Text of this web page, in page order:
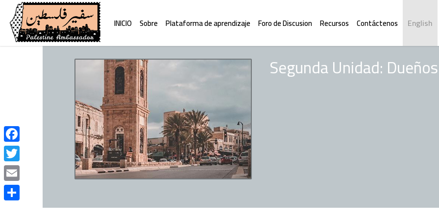
INICIO Sobre Plataforma de aprendizaje Foro de Discusion Recursos Contáctenos English
Segunda Unidad:
Facebook
Twitter
Email